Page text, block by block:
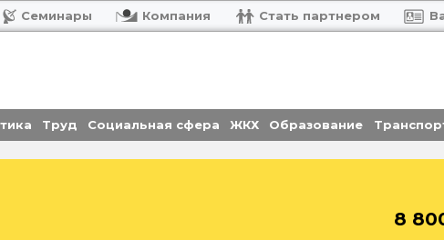
Семинары Компания Стать партнером
Труд Социальная сфера ЖКХ Образование
8